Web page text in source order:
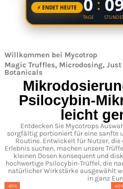
Willkommen bei Mycotrop
Magic Truffles, Microdosing,
Botanicals
Psilocybin-
leicht
Entdecken Sie Mycotrops
sorgfältig portioniert für eine sanfte
Routine. Entwickelt für Nutzer,
Erlebnis suchen, machen unsere
kleinen Dosen konsequent und
hochwertige Psilocybin-Trüffel, die
natürlicher Wirkstärke ausgewählt
in ganz
-40% -